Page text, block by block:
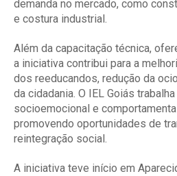
demanda no mercado, como
e costura industrial.
Além da capacitação técnica,
a iniciativa contribui para a
dos reeducandos, redução da
da cidadania. O IEL Goiás
socioemocional e
promovendo oportunidades de
reintegração social.
A iniciativa teve início em